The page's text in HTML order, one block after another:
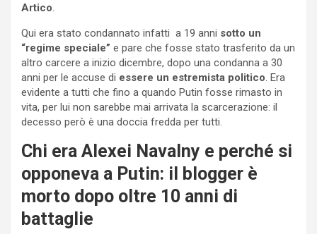
Artico.
Qui era stato condannato infatti a 19 anni sotto un
“regime speciale” e pare che fosse stato trasferito da un
altro carcere a inizio dicembre, dopo una condanna a 30
anni per le accuse di essere un estremista politico. Era
evidente a tutti che fino a quando Putin fosse rimasto in
vita, per lui non sarebbe mai arrivata la scarcerazione: il
decesso però è una doccia fredda per tutti.
Chi era Alexei Navalny e perché si
opponeva a Putin: il blogger è
morto dopo oltre 10 anni di
battaglie